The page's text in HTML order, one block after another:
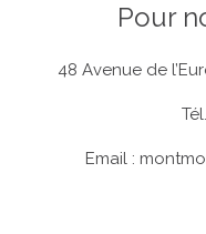
Pour
48 Avenue de
Email :